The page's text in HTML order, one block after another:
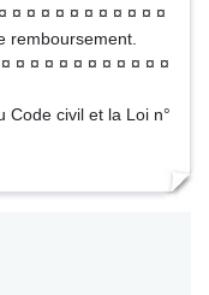
¤ ¤ ¤ ¤ ¤ ¤ ¤ ¤ ¤ ¤ ¤
remboursement.
¤ ¤ ¤ ¤ ¤ ¤ ¤ ¤ ¤ ¤ ¤
Code civil et la Loi n°